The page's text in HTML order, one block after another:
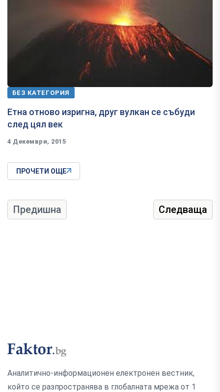
БЕЗ КАТЕГОРИЯ
Eтна отново изригна, друг вулкан се събуди
след цял век
4 Декември, 2015
ПРОЧЕТИ ОЩЕ
Предишна Следваща
Аналитично-информационен електронен вестник,
който се разпространява в глобалната мрежа от 1